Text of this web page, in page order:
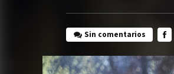
Sin comentarios